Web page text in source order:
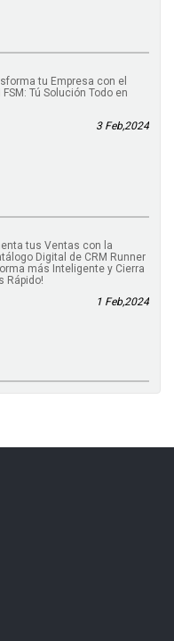
tu Empresa con el
Tú Solución Todo en
3 Feb,2024
tus Ventas con la
Digital de CRM Runner
más Inteligente y Cierra
Rápido!
1 Feb,2024